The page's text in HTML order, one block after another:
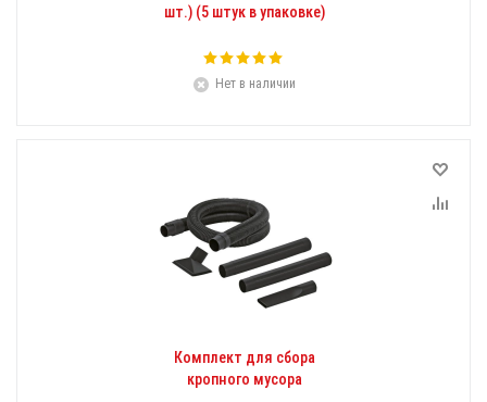
шт.) (5 штук в упаковке)
Нет в наличии
Комплект для сбора
кропного мусора